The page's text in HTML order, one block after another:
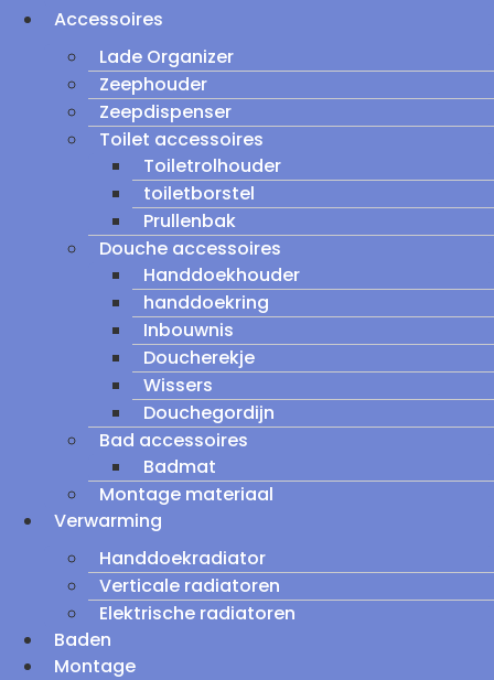
Accessoires
Lade Organizer
Zeephouder
Zeepdispenser
Toilet accessoires
Toiletrolhouder
toiletborstel
Prullenbak
Douche accessoires
Handdoekhouder
handdoekring
Inbouwnis
Doucherekje
Wissers
Douchegordijn
Bad accessoires
Badmat
Montage materiaal
Verwarming
Handdoekradiator
Verticale radiatoren
Elektrische radiatoren
Baden
Montage